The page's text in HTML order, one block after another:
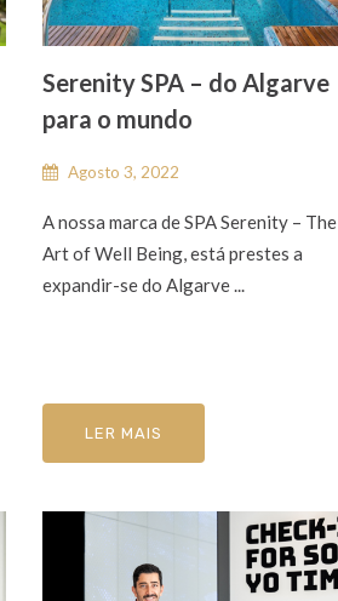
Serenity SPA – do Algarve
para o mundo
Agosto 3, 2022
A nossa marca de SPA Serenity – The
Art of Well Being, está prestes a
expandir-se do Algarve ...
LER MAIS